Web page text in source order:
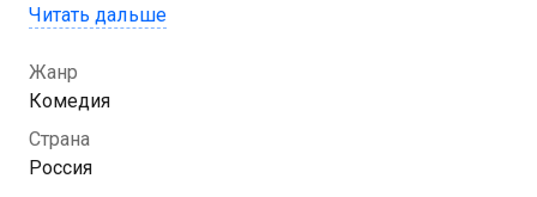
— это скетч-шоу. И пусть злые языки твердят, что
возможно! «Шесть кадров» в каждом выпуске
показывают тебе, как весело и непринужденно
можно обыграть любую жизненную ситуацию.
Читать дальше
Жанр
Комедия
Страна
Россия